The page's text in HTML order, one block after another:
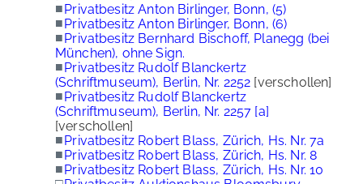
■Privatbesitz Anton Birlinger, Bonn, (5)
■Privatbesitz Anton Birlinger, Bonn, (6)
■Privatbesitz Bernhard Bischoff, Planegg (bei
München), ohne Sign.
■Privatbesitz Rudolf Blanckertz
(Schriftmuseum), Berlin, Nr. 2252 [verschollen]
■Privatbesitz Rudolf Blanckertz
(Schriftmuseum), Berlin, Nr. 2257 [a]
[verschollen]
■Privatbesitz Robert Blass, Zürich, Hs. Nr. 7a
■Privatbesitz Robert Blass, Zürich, Hs. Nr. 8
■Privatbesitz Robert Blass, Zürich, Hs. Nr. 10